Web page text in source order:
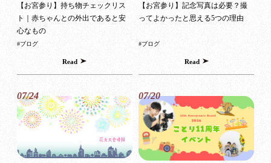
【お宮参り】持ち物チェックリス
ト｜赤ちゃんとの外出であると安
心なもの
#ブログ
Read
【お宮参り】記念写真は必要？撮
ってよかったと思える5つの理由
#ブログ
Read
07/24 07/20